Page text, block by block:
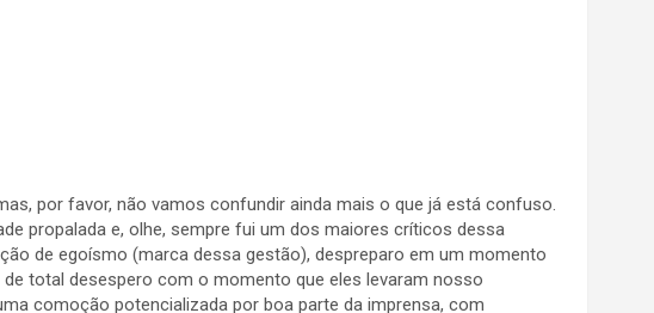
por favor, não vamos confundir ainda mais o que já está confuso.
propalada e, olhe, sempre fui um dos maiores críticos dessa
de egoísmo (marca dessa gestão), despreparo em um momento
total desespero com o momento que eles levaram nosso
comoção potencializada por boa parte da imprensa, com